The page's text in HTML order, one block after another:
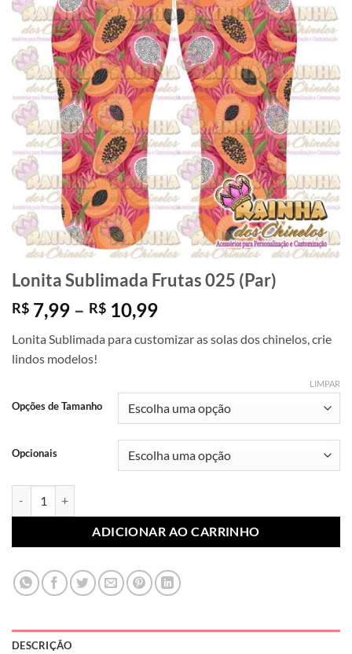
Lonita Sublimada Frutas 025 (Par)
R$ 7,99 – R$ 10,99Faixa
preço:
R$ 10,99
Lonita Sublimada para customizar as solas dos chinelos, crie
lindos modelos!
Opções de Tamanho
Opcionais
LIMPAR
ADICIONAR AO CARRINHO
DESCRIÇÃO